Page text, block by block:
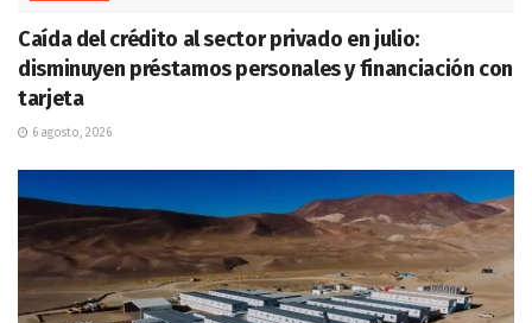
Caída del crédito al sector privado en julio:
disminuyen préstamos personales y financiación con
tarjeta
6 agosto, 2026